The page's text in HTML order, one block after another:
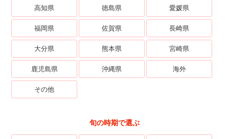
高知県 徳島県 愛媛県
福岡県 佐賀県 長崎県
大分県 熊本県 宮崎県
鹿児島県 沖縄県 海外
その他
旬の時期で選ぶ